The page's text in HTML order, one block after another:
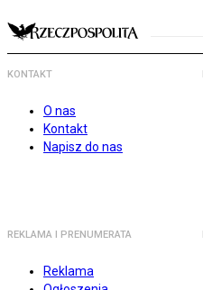
KONTAKT
O nas
Kontakt
Napisz do nas
REKLAMA I PRENUMERATA
Reklama